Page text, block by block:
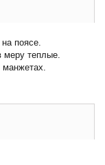
поясе.
меру теплые.